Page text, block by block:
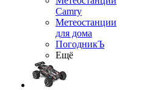
Camry
Метеостанции
для дома
ПогодникЪ
Ещё